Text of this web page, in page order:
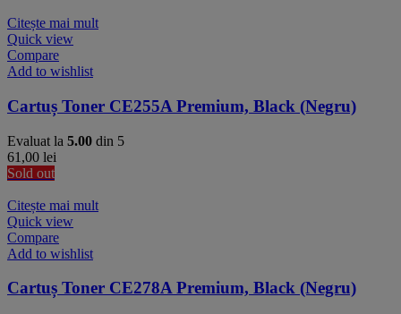
Citește mai mult
Quick view
Compare
Add to wishlist
Cartuș Toner CE255A Premium, Black (Negru)
Evaluat la 5.00 din 5
61,00 lei
Sold out
Citește mai mult
Quick view
Compare
Add to wishlist
Cartuș Toner CE278A Premium, Black (Negru)